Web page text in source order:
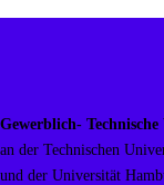
Gewerblich-
an der Technischen
und der Universität